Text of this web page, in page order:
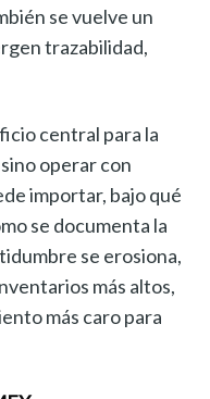
se vuelve un
trazabilidad,
central para la
operar con
importar, bajo qué
se documenta la
se erosiona,
más altos,
más caro para